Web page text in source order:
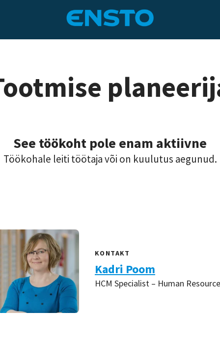
See töökoht pole enam aktiivne
Töökohale leiti töötaja või on kuulutus aegunud.
KONTAKT
Kadri Poom
HCM Specialist – Human